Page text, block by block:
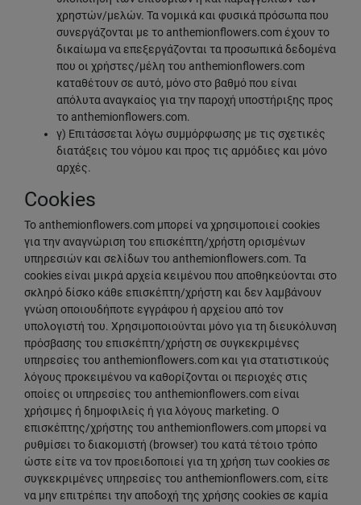
χρηστών/μελών. Τα νομικά και φυσικά πρόσωπα που
συνεργάζονται με το anthemionflowers.com έχουν το
δικαίωμα να επεξεργάζονται τα προσωπικά δεδομένα
που οι χρήστες/μέλη του anthemionflowers.com
καταθέτουν σε αυτό, μόνο στο βαθμό που είναι
απόλυτα αναγκαίος για την παροχή υποστήριξης προς
το anthemionflowers.com.
γ) Επιτάσσεται λόγω συμμόρφωσης με τις σχετικές
διατάξεις του νόμου και προς τις αρμόδιες και μόνο
αρχές.
Cookies
Το anthemionflowers.com μπορεί να χρησιμοποιεί cookies
για την αναγνώριση του επισκέπτη/χρήστη ορισμένων
υπηρεσιών και σελίδων του anthemionflowers.com. Τα
cookies είναι μικρά αρχεία κειμένου που αποθηκεύονται στο
σκληρό δίσκο κάθε επισκέπτη/χρήστη και δεν λαμβάνουν
γνώση οποιουδήποτε εγγράφου ή αρχείου από τον
υπολογιστή του. Χρησιμοποιούνται μόνο για τη διευκόλυνση
πρόσβασης του επισκέπτη/χρήστη σε συγκεκριμένες
υπηρεσίες του anthemionflowers.com και για στατιστικούς
λόγους προκειμένου να καθορίζονται οι περιοχές στις
οποίες οι υπηρεσίες του anthemionflowers.com είναι
χρήσιμες ή δημοφιλείς ή για λόγους marketing. Ο
επισκέπτης/χρήστης του anthemionflowers.com μπορεί να
ρυθμίσει το διακομιστή (browser) του κατά τέτοιο τρόπο
ώστε είτε να τον προειδοποιεί για τη χρήση των cookies σε
συγκεκριμένες υπηρεσίες του anthemionflowers.com, είτε
να μην επιτρέπει την αποδοχή της χρήσης cookies σε καμία